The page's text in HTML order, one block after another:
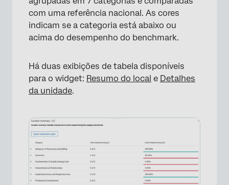
Opções adicionais
com uma referência nacional. As cores
indicam se a categoria está abaixo ou
acima do desempenho do benchmark.
Há duas exibições de tabela disponíveis
para o widget: Resumo do local e Detalhes
da unidade.